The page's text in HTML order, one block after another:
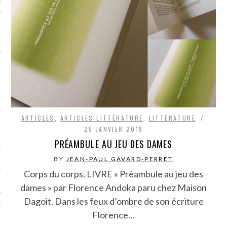
GUERRE
ARTICLES ARTICLES LITTÉRATURE
LITTÉRATURE
25 JANVIER 2019
PRÉAMBULE AU JEU DES DAMES
BY JEAN-PAUL GAVARD-PERRET
Corps du corps. LIVRE « Préambule au jeu des
dames » par Florence Andoka paru chez Maison
Dagoit. Dans les feux d’ombre de son écriture
Florence…